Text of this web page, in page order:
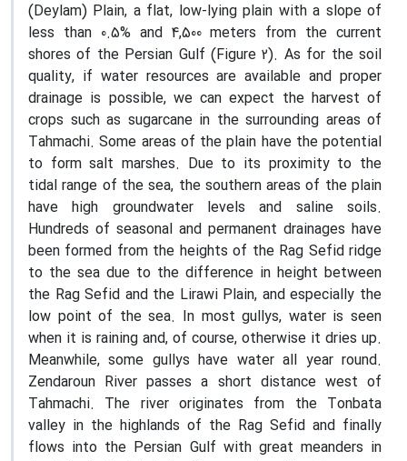
(Deylam) Plain, a flat, low-lying plain with a slope of
less than 0.5% and 4,500 meters from the current
shores of the Persian Gulf (Figure 2). As for the soil
quality, if water resources are available and proper
drainage is possible, we can expect the harvest of
crops such as sugarcane in the surrounding areas of
Tahmachi. Some areas of the plain have the potential
to form salt marshes. Due to its proximity to the
tidal range of the sea, the southern areas of the plain
have high groundwater levels and saline soils.
Hundreds of seasonal and permanent drainages have
been formed from the heights of the Rag Sefid ridge
to the sea due to the difference in height between
the Rag Sefid and the Lirawi Plain, and especially the
low point of the sea. In most gullys, water is seen
when it is raining and, of course, otherwise it dries up.
Meanwhile, some gullys have water all year round.
Zendaroun River passes a short distance west of
Tahmachi. The river originates from the Tonbata
valley in the highlands of the Rag Sefid and finally
flows into the Persian Gulf with great meanders in